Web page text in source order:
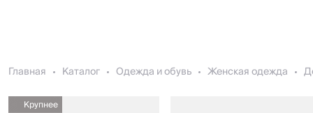
Главная Каталог Одежда и обувь Женская одежда
Крупнее